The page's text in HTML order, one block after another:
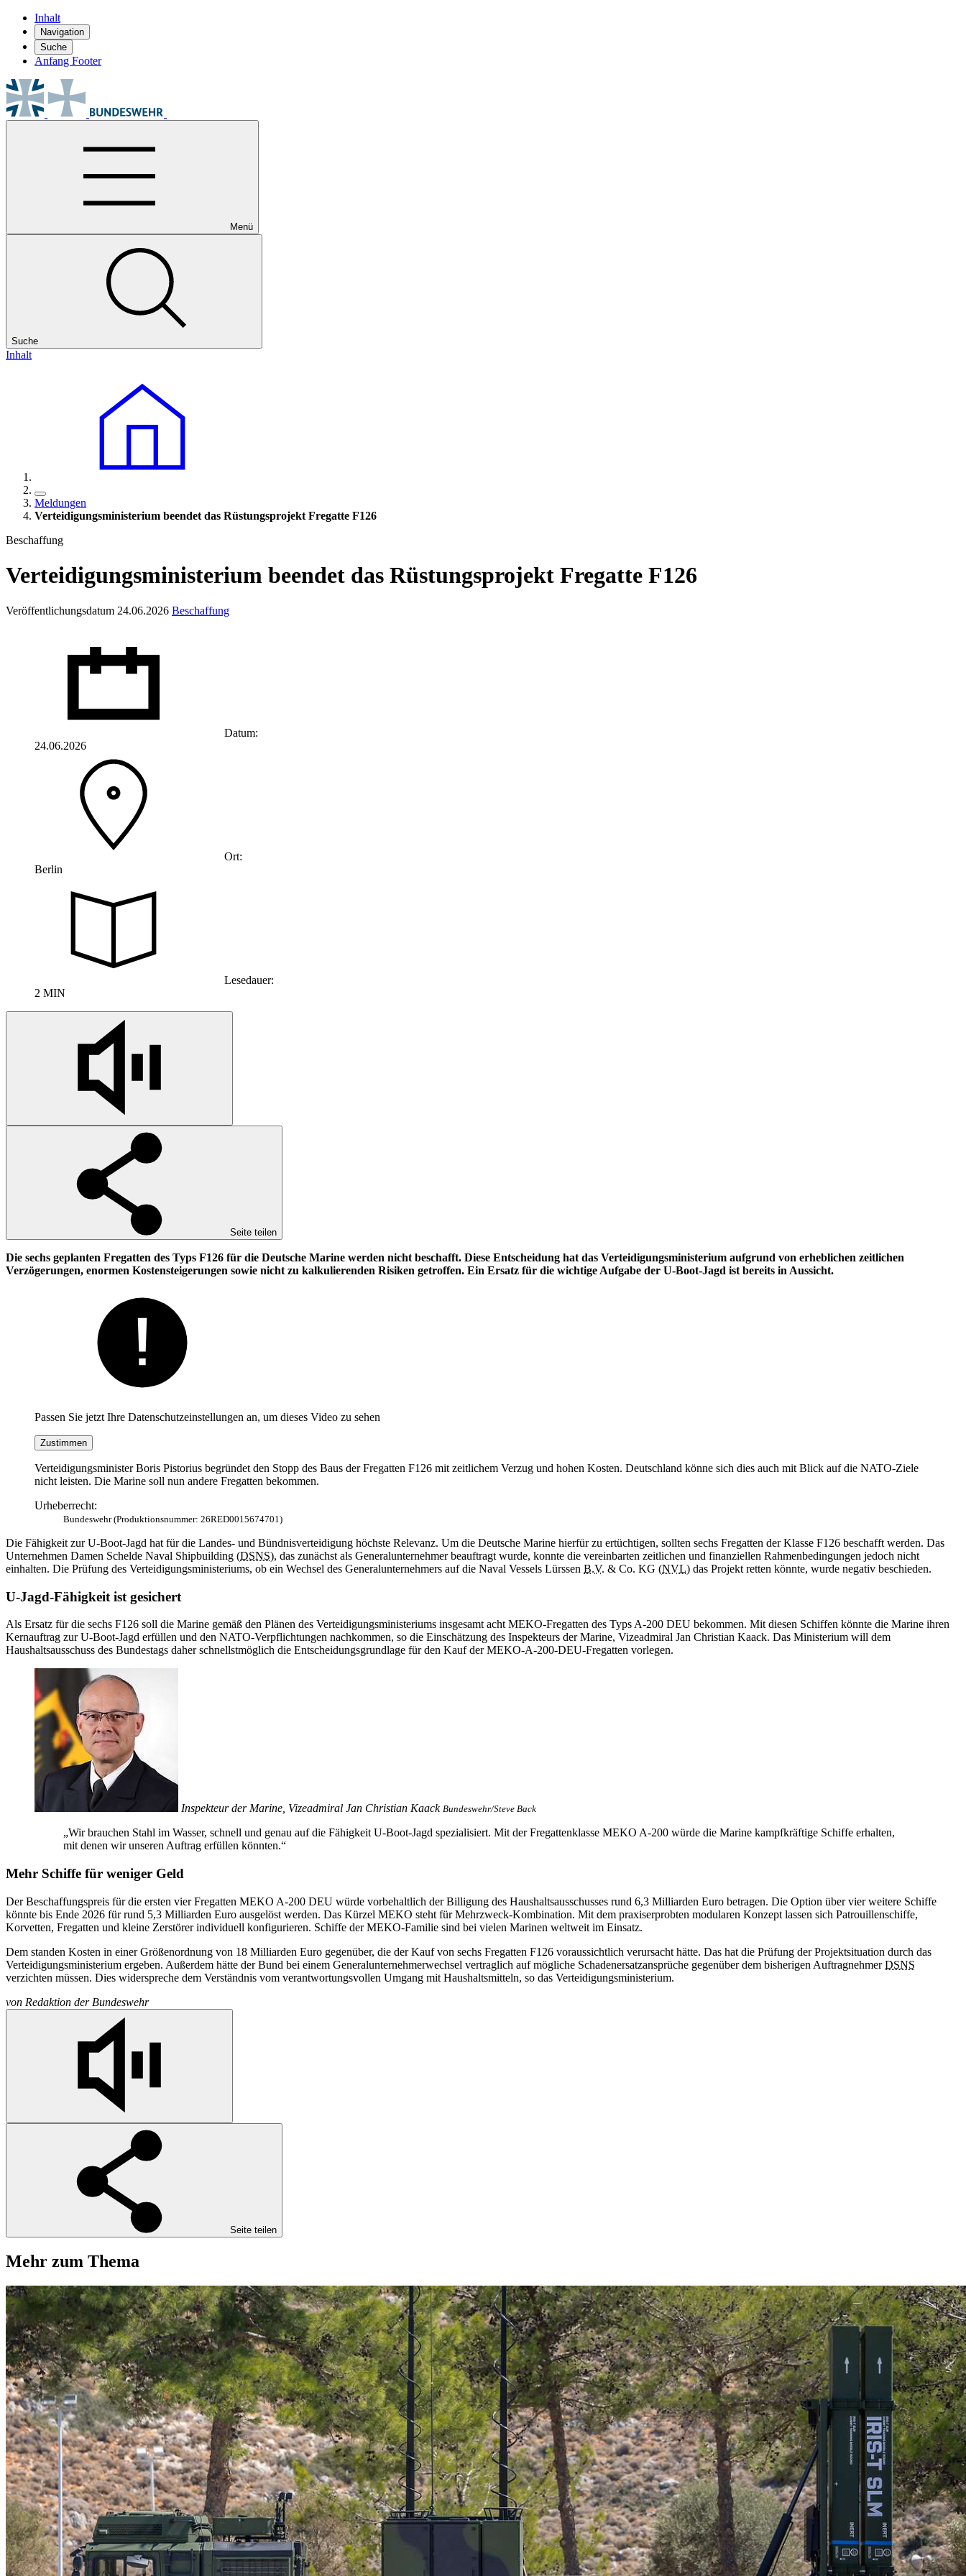
Inhalt
Navigation
Suche
Anfang Footer
Menü
Suche
Inhalt
Meldungen
Verteidigungsministerium beendet das Rüstungsprojekt Fregatte F126
Beschaffung
Verteidigungsministerium beendet das Rüstungsprojekt Fregatte F126
Veröffentlichungsdatum 24.06.2026 Beschaffung
Datum:
24.06.2026
Ort:
Berlin
Lesedauer:
2 MIN
Seite teilen
Die sechs geplanten Fregatten des Typs F126 für die Deutsche Marine werden nicht beschafft. Diese Entscheidung hat das Verteidigungsministerium aufgrund von erheblichen zeitlichen
Verzögerungen, enormen Kostensteigerungen sowie nicht zu kalkulierenden Risiken getroffen. Ein Ersatz für die wichtige Aufgabe der U-Boot-Jagd ist bereits in Aussicht.
Passen Sie jetzt Ihre Datenschutzeinstellungen an, um dieses Video zu sehen
Zustimmen
Verteidigungsminister Boris Pistorius begründet den Stopp des Baus der Fregatten F126 mit zeitlichem Verzug und hohen Kosten. Deutschland könne sich dies auch mit Blick auf die NATO-Ziele
nicht leisten. Die Marine soll nun andere Fregatten bekommen.
Urheberrecht:
Bundeswehr (Produktionsnummer: 26RED0015674701)
Die Fähigkeit zur U-Boot-Jagd hat für die Landes- und Bündnisverteidigung höchste Relevanz. Um die Deutsche Marine hierfür zu ertüchtigen, sollten sechs Fregatten der Klasse F126 beschafft werden. Das
Unternehmen Damen Schelde Naval Shipbuilding (DSNS), das zunächst als Generalunternehmer beauftragt wurde, konnte die vereinbarten zeitlichen und finanziellen Rahmenbedingungen jedoch nicht
einhalten. Die Prüfung des Verteidigungsministeriums, ob ein Wechsel des Generalunternehmers auf die Naval Vessels Lürssen B.V. & Co. KG (NVL) das Projekt retten könnte, wurde negativ beschieden.
U-Jagd-Fähigkeit ist gesichert
Als Ersatz für die sechs F126 soll die Marine gemäß den Plänen des Verteidigungsministeriums insgesamt acht MEKO-Fregatten des Typs A-200 DEU bekommen. Mit diesen Schiffen könnte die Marine ihren
Kernauftrag zur U-Boot-Jagd erfüllen und den NATO-Verpflichtungen nachkommen, so die Einschätzung des Inspekteurs der Marine, Vizeadmiral Jan Christian Kaack. Das Ministerium will dem
Haushaltsausschuss des Bundestags daher schnellstmöglich die Entscheidungsgrundlage für den Kauf der MEKO-A-200-DEU-Fregatten vorlegen.
Inspekteur der Marine, Vizeadmiral Jan Christian Kaack Bundeswehr/Steve Back
„Wir brauchen Stahl im Wasser, schnell und genau auf die Fähigkeit U-Boot-Jagd spezialisiert. Mit der Fregattenklasse MEKO A-200 würde die Marine kampfkräftige Schiffe erhalten,
mit denen wir unseren Auftrag erfüllen könnten.“
Mehr Schiffe für weniger Geld
Der Beschaffungspreis für die ersten vier Fregatten MEKO A-200 DEU würde vorbehaltlich der Billigung des Haushaltsausschusses rund 6,3 Milliarden Euro betragen. Die Option über vier weitere Schiffe
könnte bis Ende 2026 für rund 5,3 Milliarden Euro ausgelöst werden. Das Kürzel MEKO steht für Mehrzweck-Kombination. Mit dem praxiserprobten modularen Konzept lassen sich Patrouillenschiffe,
Korvetten, Fregatten und kleine Zerstörer individuell konfigurieren. Schiffe der MEKO-Familie sind bei vielen Marinen weltweit im Einsatz.
Dem standen Kosten in einer Größenordnung von 18 Milliarden Euro gegenüber, die der Kauf von sechs Fregatten F126 voraussichtlich verursacht hätte. Das hat die Prüfung der Projektsituation durch das
Verteidigungsministerium ergeben. Außerdem hätte der Bund bei einem Generalunternehmerwechsel vertraglich auf mögliche Schadenersatzansprüche gegenüber dem bisherigen AuftragnehmerDSNS
verzichten müssen. Dies widerspreche dem Verständnis vom verantwortungsvollen Umgang mit Haushaltsmitteln, so das Verteidigungsministerium.
von Redaktion der Bundeswehr
Seite teilen
Mehr zum Thema